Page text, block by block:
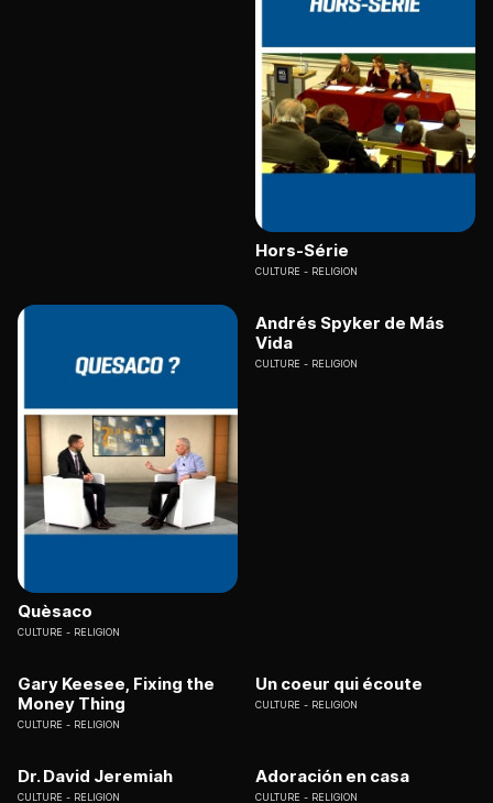
Hors-Série
CULTURE RELIGION
Quèsaco
CULTURE RELIGION
Andrés Spyker de Más
Vida
CULTURE RELIGION
Gary Keesee, Fixing the
Money Thing
CULTURE RELIGION
Un coeur qui écoute
CULTURE RELIGION
Dr. David Jeremiah
CULTURE RELIGION
Adoración en casa
CULTURE RELIGION